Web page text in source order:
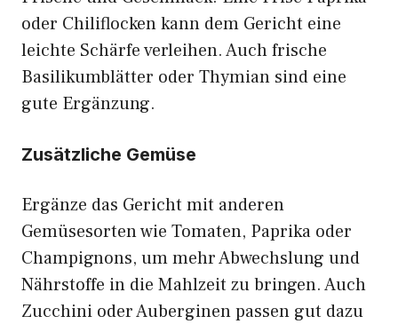
oder Chiliflocken kann dem Gericht eine
leichte Schärfe verleihen. Auch frische
Basilikumblätter oder Thymian sind eine
gute Ergänzung.
Zusätzliche Gemüse
Ergänze das Gericht mit anderen
Gemüsesorten wie Tomaten, Paprika oder
Champignons, um mehr Abwechslung und
Nährstoffe in die Mahlzeit zu bringen. Auch
Zucchini oder Auberginen passen gut dazu